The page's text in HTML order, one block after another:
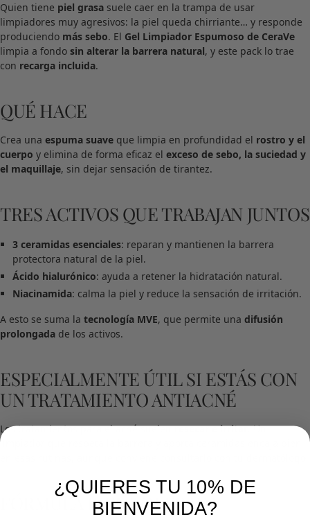
Quien tiene piel grasa suele caer en la trampa de usar
limpiadores muy agresivos: la piel queda chirriante… y responde
produciendo más sebo. El Gel Limpiador Espumoso de CeraVe
limpia a fondo sin alterar la barrera natural, y este pack lo trae
con recarga incluida.
QUÉ HACE
Crea una espuma suave que limpia en profundidad el rostro y el
cuerpo y elimina de forma eficaz el exceso de sebo, la suciedad y
el maquillaje, sin dejar sensación de tirantez.
TRES ACTIVOS QUE TRABAJAN JUNTOS
3 ceramidas esenciales: reparan y mantienen la barrera
protectora natural de la piel.
Ácido hialurónico: ayuda a retener la hidratación natural.
Niacinamida: calma la piel y reduce la sensación de irritación.
A esto se suma la tecnología MVE, que permite una difusión
prolongada de los activos.
ESPECIALMENTE ÚTIL SI ESTÁS CON
UN TRATAMIENTO ANTIACNÉ
Los tratamientos para el acné suelenresecar e irritar. Un
limpiador que respeta la barrera y aporta ceramidas encaja bien
FÓRMULA BIEN TOLERADA
¿QUIERES TU 10% DE
BIENVENIDA?